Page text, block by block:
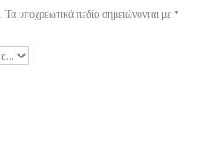
Τα υποχρεωτικά πεδία σημειώνονται με *